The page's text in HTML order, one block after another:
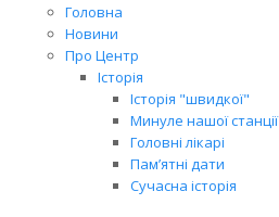
Головна
Новини
Про Центр
Історія
Історія "швидкої"
Минуле нашої станції
Головні лікарі
Пам’ятні дати
Сучасна історія